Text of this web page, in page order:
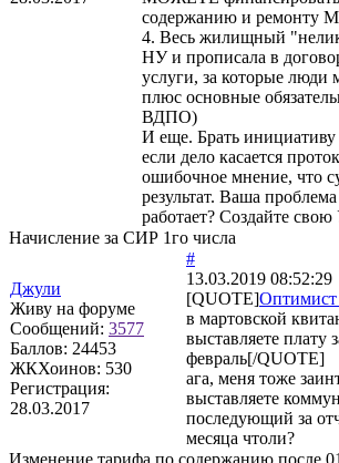
содержанию и ремонту
4. Весь жилищный
НУ и прописала в
услуги, за которые люди
плюс основные
ВДПО)
И еще. Брать
если дело касается
ошибочное мнение, что
результат. Ваша
работает? Создайте
Начисление за СИР 1го числа
Джули
Живу на форуме
Сообщений: 3577
Баллов: 24453
ЖКХоинов: 530
Регистрация:
28.03.2017
#
13.03.2019 08:52:29
[QUOTE]
в мартовской
выставляете плату
февраль[/QUOTE]
ага, меня тоже
выставляете
последующий за
месяца чтоли?
Изменение тарифа по содержанию после